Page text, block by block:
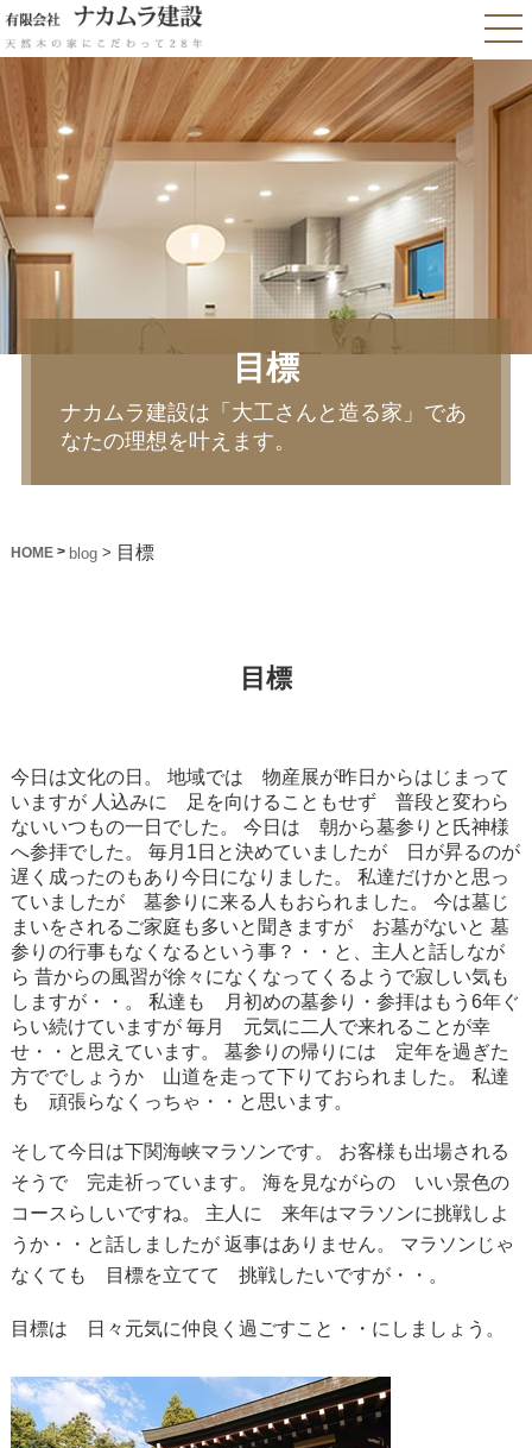
目標
ナカムラ建設は「大工さんと造る家」であ
なたの理想を叶えます。
HOME> blog> 目標
目標
今日は文化の日。
地域では 物産展が昨日からはじまって
いますが人込みに 足を向けることもせず 普段と変わら
ないいつもの一日でした。
今日は 朝から墓参りと氏神様
へ参拝でした。
毎月1日と決めていましたが 日が昇るのが
遅く成ったのもあり今日になりました。
私達だけかと思っ
ていましたが 墓参りに来る人もおられました。
今は墓じ
まいをされるご家庭も多いと聞きますが お墓がないと 墓
参りの行事もなくなるという事？・・と、主人と話しなが
ら 昔からの風習が徐々になくなってくるようで寂しい気も
しますが・・。
私達も 月初めの墓参り・参拝はもう6年ぐ
らい続けていますが毎月 元気に二人で来れることが幸
せ・・と思えています。
墓参りの帰りには 定年を過ぎた
方ででしょうか 山道を走って下りておられました。
私達
も 頑張らなくっちゃ・・と思います。
そして今日は下関海峡マラソンです。
お客様も出場される
そうで 完走祈っています。
海を見ながらの いい景色の
コースらしいですね。
主人に 来年はマラソンに挑戦しよ
うか・・と話しましたが返事はありません。
マラソンじゃ
なくても 目標を立てて 挑戦したいですが・・。
目標は 日々元気に仲良く過ごすこと・・にしましょう。